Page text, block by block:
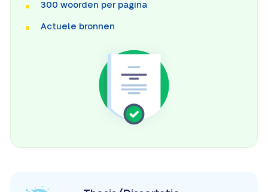
300 woorden per pagina
Actuele bronnen